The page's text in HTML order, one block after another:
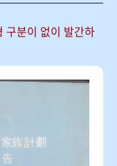
구분이 없이 발간하